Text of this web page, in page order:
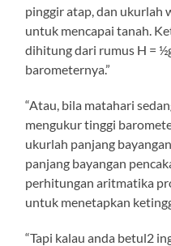
pinggir atap, dan ukurlah
untuk mencapai tanah.
dihitung dari rumus H =
barometernya.”
“Atau, bila matahari
mengukur tinggi
ukurlah panjang
panjang bayangan
perhitungan aritmatika
untuk menetapkan
“Tapi kalau anda betul2